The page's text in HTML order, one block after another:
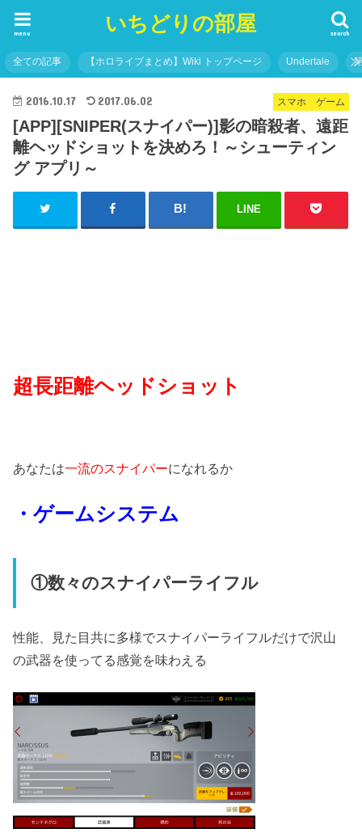
いちどりの部屋 search
menu
全ての記事 【ホロライブまとめ】Wiki トップページ Undertale
スマホ ゲーム
2016.10.17 2017.06.02
[APP][SNIPER(スナイパー)]影の暗殺者、遠距
離ヘッドショットを決めろ！～シューティン
グ アプリ～
LINE
超長距離ヘッドショット
あなたは一流のスナイパーになれるか
・ゲームシステム
①数々のスナイパーライフル
性能、見た目共に多様でスナイパーライフルだけで沢山
の武器を使ってる感覚を味わえる